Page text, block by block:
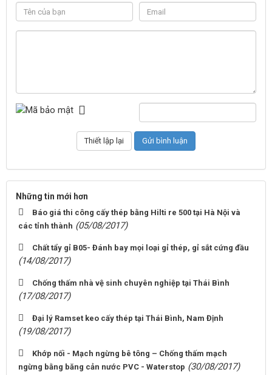
Những tin mới hơn
Báo giá thi công cấy thép bằng Hilti re 500 tại Hà Nội và
các tỉnh thành (05/08/2017)
Chất tẩy gỉ B05- Đánh bay mọi loại gỉ thép, gỉ sắt cứng đầu
(14/08/2017)
Chống thấm nhà vệ sinh chuyên nghiệp tại Thái Bình
(17/08/2017)
Đại lý Ramset keo cấy thép tại Thái Bình, Nam Định
(19/08/2017)
Khớp nối - Mạch ngừng bê tông – Chống thấm mạch
ngừng bằng băng cản nước PVC - Waterstop (30/08/2017)